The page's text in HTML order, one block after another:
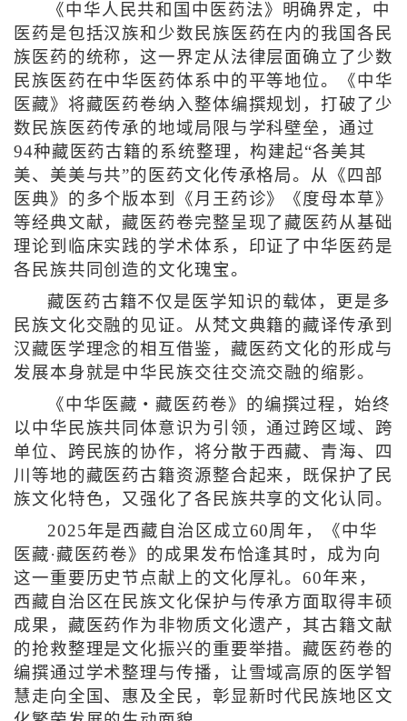
《中华人民共和国中医药法》明确界定，中
医药是包括汉族和少数民族医药在内的我国各民
族医药的统称，这一界定从法律层面确立了少数
民族医药在中华医药体系中的平等地位。《中华
医藏》将藏医药卷纳入整体编撰规划，打破了少
数民族医药传承的地域局限与学科壁垒，通过
94种藏医药古籍的系统整理，构建起“各美其
美、美美与共”的医药文化传承格局。从《四部
医典》的多个版本到《月王药诊》《度母本草》
等经典文献，藏医药卷完整呈现了藏医药从基础
理论到临床实践的学术体系，印证了中华医药是
各民族共同创造的文化瑰宝。
藏医药古籍不仅是医学知识的载体，更是多
民族文化交融的见证。从梵文典籍的藏译传承到
汉藏医学理念的相互借鉴，藏医药文化的形成与
发展本身就是中华民族交往交流交融的缩影。
《中华医藏・藏医药卷》的编撰过程，始终
以中华民族共同体意识为引领，通过跨区域、跨
单位、跨民族的协作，将分散于西藏、青海、四
川等地的藏医药古籍资源整合起来，既保护了民
族文化特色，又强化了各民族共享的文化认同。
2025年是西藏自治区成立60周年，《中华
医藏·藏医药卷》的成果发布恰逢其时，成为向
这一重要历史节点献上的文化厚礼。60年来，
西藏自治区在民族文化保护与传承方面取得丰硕
成果，藏医药作为非物质文化遗产，其古籍文献
的抢救整理是文化振兴的重要举措。藏医药卷的
编撰通过学术整理与传播，让雪域高原的医学智
慧走向全国、惠及全民，彰显新时代民族地区文